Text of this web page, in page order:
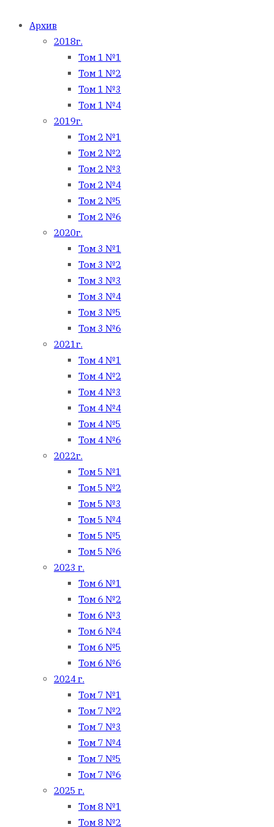
Архив
2018г.
Том 1 №1
Том 1 №2
Том 1 №3
Том 1 №4
2019г.
Том 2 №1
Том 2 №2
Том 2 №3
Том 2 №4
Том 2 №5
Том 2 №6
2020г.
Том 3 №1
Том 3 №2
Том 3 №3
Том 3 №4
Том 3 №5
Том 3 №6
2021г.
Том 4 №1
Том 4 №2
Том 4 №3
Том 4 №4
Том 4 №5
Том 4 №6
2022г.
Том 5 №1
Том 5 №2
Том 5 №3
Том 5 №4
Том 5 №5
Том 5 №6
2023 г.
Том 6 №1
Том 6 №2
Том 6 №3
Том 6 №4
Том 6 №5
Том 6 №6
2024 г.
Том 7 №1
Том 7 №2
Том 7 №3
Том 7 №4
Том 7 №5
Том 7 №6
2025 г.
Том 8 №1
Том 8 №2